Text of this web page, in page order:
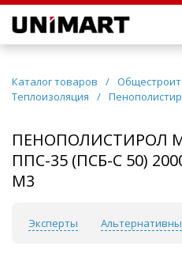
Каталог товаров /
Теплоизоляция
/
ПЕНОПОЛИСТИРОЛ
ППС-35 (ПСБ-С 50)
М3
Эксперты